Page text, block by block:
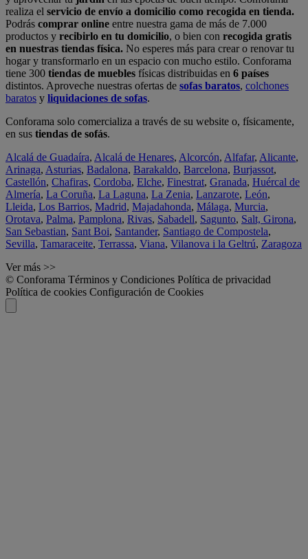
realiza el servicio de envío a domicilio como recogida en tienda.
Podrás comprar online entre nuestra gama de más de 7.000
productos y recibirlo en tu domicilio, o bien con recogida gratis
en nuestras tiendas física. No esperes más para crear o renovar tu
hogar y transformarlo en un espacio con mucho estilo. Conforama
tiene 300 tiendas de muebles físicas distribuidas en 6 países
distintos. Aproveche nuestras ofertas de sofas baratos, colchones
baratos y liquidaciones de sofas.
Conforama solo comercializa a través de su website o, físicamente,
en sus tiendas de sofás.
Alcalá de Guadaíra, Alcalá de Henares, Alcorcón, Alfafar, Alicante,
Arinaga, Asturias, Badalona, Barakaldo, Barcelona, Burjassot,
Castellón, Chafiras, Cordoba, Elche, Finestrat, Granada, Huércal de
Almería, La Coruña, La Laguna, La Zenia, Lanzarote, León,
Lleida, Los Barrios, Madrid, Majadahonda, Málaga, Murcia,
Orotava, Palma, Pamplona, Rivas, Sabadell, Sagunto, Salt, Girona,
San Sebastian, Sant Boi, Santander, Santiago de Compostela,
Sevilla, Tamaraceite, Terrassa, Viana, Vilanova i la Geltrú, Zaragoza
Ver más >>
© Conforama Términos y Condiciones Política de privacidad
Política de cookies Configuración de Cookies